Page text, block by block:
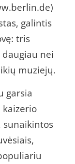
galintis
tris
nei
muziejų.
garsia
kaizerio
sunaikintos